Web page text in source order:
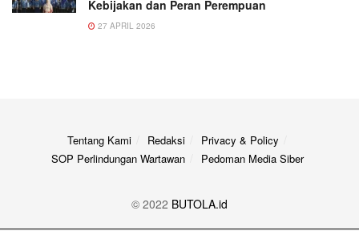
Kebijakan dan Peran Perempuan
27 APRIL 2026
Tentang Kami Redaksi
Privacy & Policy
SOP Perlindungan Wartawan
Pedoman Media Siber
© 2022 BUTOLA.id